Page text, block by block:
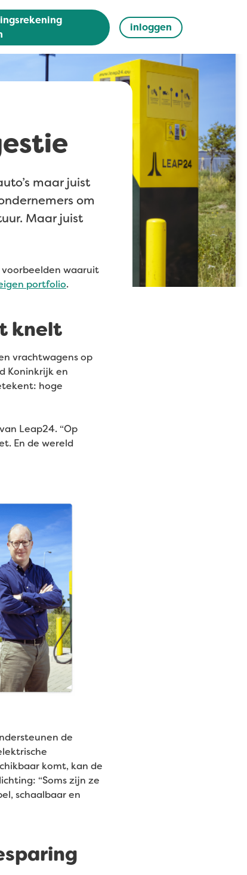
inloggen
maar juist
om
Maar juist
waaruit
portfolio.
knelt
vrachtwagens op
Koninkrijk en
hoge
Leap24. “Op
En de wereld
de
komt, kan de
“Soms zijn ze
schaalbaar en